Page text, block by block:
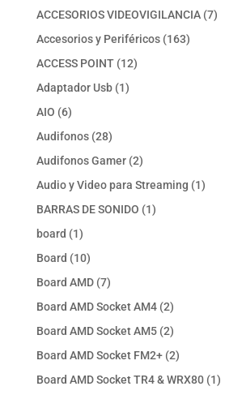
producto
ACCESORIOS VIDEOVIGILANCIA 77
Accesorios y Periféricos 163163
ACCESS POINT 1212
Adaptador Usb 11
AIO 66
productos
Audifonos 2828
productos
Audifonos Gamer 22
productos
Audio y Video para Streaming 11
BARRAS DE SONIDO 11
board 11
producto
Board 1010
productos
Board AMD 77
productos
Board AMD Socket AM4 22
productos
Board AMD Socket AM5 22
productos
Board AMD Socket FM2+ 22
productos
Board AMD Socket TR4 & WRX80 11